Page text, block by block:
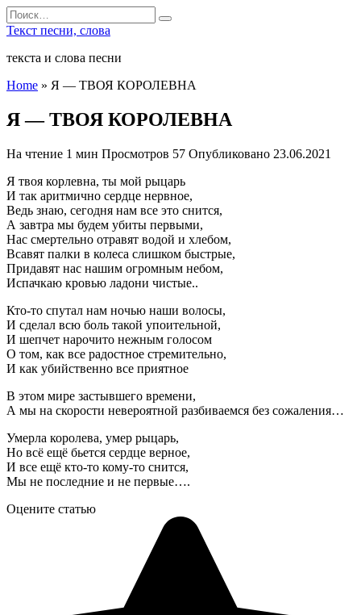
Перейти
к
Search
for:
Текст песни, слова
текста и слова песни
Home » Я — ТВОЯ КОРОЛЕВНА
Я — ТВОЯ КОРОЛЕВНА
На чтение 1 мин Просмотров 57 Опубликовано 23.06.2021
Я твоя корлевна, ты мой рыцарь
И так аритмично сердце нервное,
Ведь знаю, сегодня нам все это снится,
А завтра мы будем убиты первыми,
Нас смертельно отравят водой и хлебом,
Всавят палки в колеса слишком быстрые,
Придавят нас нашим огромным небом,
Испачкаю кровью ладони чистые..
Кто-то спутал нам ночью наши волосы,
И сделал всю боль такой упоительной,
И шепчет нарочито нежным голосом
О том, как все радостное стремительно,
И как убийственно все приятное
В этом мире застывшего времени,
А мы на скорости невероятной разбиваемся без сожаления…
Умерла королева, умер рыцарь,
Но всё ещё бьется сердце верное,
И все ещё кто-то кому-то снится,
Мы не последние и не первые….
Оцените статью